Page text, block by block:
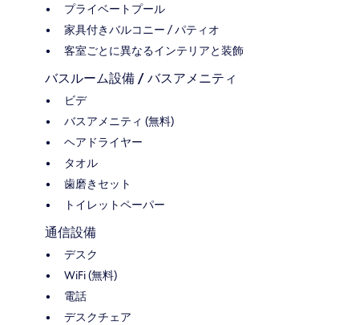
プライベートプール
家具付きバルコニー / パティオ
客室ごとに異なるインテリアと装飾
バスルーム設備 / バスアメニティ
ビデ
バスアメニティ (無料)
ヘアドライヤー
タオル
歯磨きセット
トイレットペーパー
通信設備
デスク
WiFi (無料)
電話
デスクチェア